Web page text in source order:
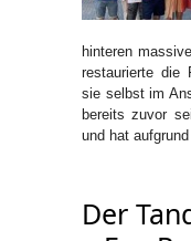
hinteren
restaurierte die
sie selbst im
bereits zuvor
und hat
Der